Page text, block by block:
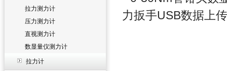
拉力测力计
压力测力计
直视测力计
数显量仪测力计
拉力计